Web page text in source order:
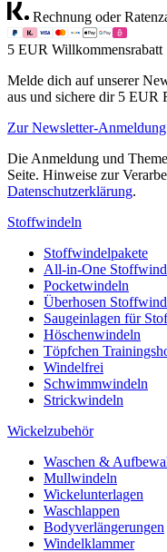
Rechnung oder
5 EUR Willkommensrabatt
Melde dich auf unserer
aus und sichere dir 5 EUR
Zur Newsletter-Anmeldung
Die Anmeldung und
Seite. Hinweise zur
Datenschutzerklärung.
Stoffwindeln
Stoffwindelpakete
All-in-One
Pocketwindeln
Überhosen
Saugeinlagen für
Höschenwindeln
Töpfchen
Windelfrei
Schwimmwindeln
Strickwindeln
Wickelzubehör
Waschen &
Mullwindeln
Wickelunterlagen
Waschlappen
Bodyverlängerungen
Windelklammer